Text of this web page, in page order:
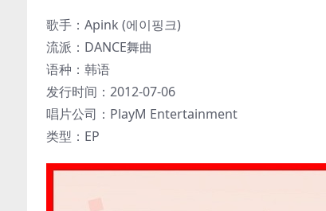
歌手：Apink (에이핑크)
流派：DANCE舞曲
语种：韩语
发行时间：2012-07-06
唱片公司：PlayM Entertainment
类型：EP